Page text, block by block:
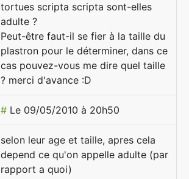
tortues scripta scripta sont-elles
adulte ?
Peut-être faut-il se fier à la taille du
plastron pour le déterminer, dans ce
cas pouvez-vous me dire quel taille
? merci d'avance :D
# Le 09/05/2010 à 20h50
selon leur age et taille, apres cela
depend ce qu'on appelle adulte (par
rapport a quoi)